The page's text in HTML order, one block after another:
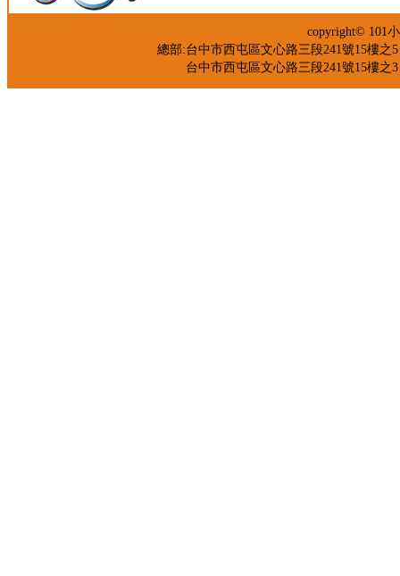
copyright©
總部:台中市西屯區文心路三段241號15樓
台中市西屯區文心路三段241號15樓